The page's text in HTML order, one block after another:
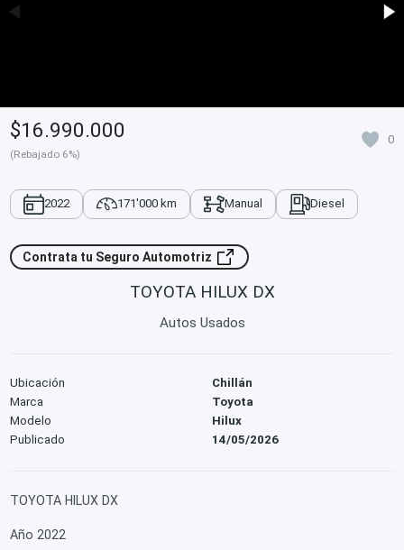
$16.990.000
(Rebajado 6%)
0
2022 171'000 km Manual Diesel
Contrata tu Seguro Automotriz
TOYOTA HILUX DX
Autos Usados
Ubicación
Chillán
Marca
Toyota
Modelo
Hilux
Publicado
14/05/2026
TOYOTA HILUX DX
Año 2022